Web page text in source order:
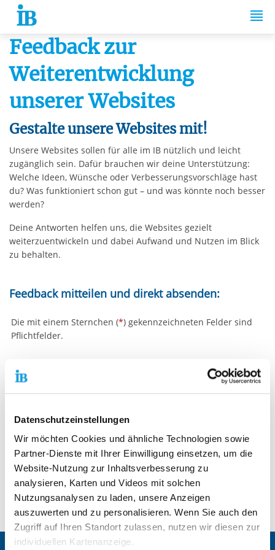
Datenschutzeinstellungen
Wir möchten Cookies und ähnliche Technologien sowie
Partner-Dienste mit Ihrer Einwilligung einsetzen, um die
Website-Nutzung zur Inhaltsverbesserung zu
analysieren, Karten und Videos mit solchen
Nutzungsanalysen zu laden, unsere Anzeigen
auszuwerten und zu personalisieren. Wenn Sie auch den
Zugriff auf Ihren Standort zulassen, nutzen wir diesen zur
individuellen Kartenanzeige.
Springe zum Inhalt
Feedback zur
Weiterentwicklung
unserer Websites
Gestalte unsere Websites mit!
Unsere Websites sollen für alle im IB nützlich und leicht
zugänglich sein. Dafür brauchen wir deine Unterstützung:
Welche Ideen, Wünsche oder Verbesserungsvorschläge hast
du? Was funktioniert schon gut – und was könnte noch besser
werden?
Deine Antworten helfen uns, die Websites gezielt
weiterzuentwickeln und dabei Aufwand und Nutzen im Blick
zu behalten.
Feedback mitteilen und direkt absenden:
Die mit einem Sternchen (*) gekennzeichneten Felder sind
Pflichtfelder.
Abteilung Unternehmenskommunikation
Valentin-Senger-Straße 5
60389 Frankfurt am Main
Sarah Klüpfel
Telefon:
069 94545-109
E-Mail schreiben